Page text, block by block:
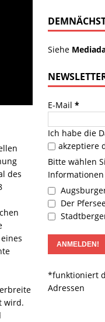
des
wird.
Siehe
E-Mail *
Ich habe die
akzeptiere
Bitte wählen
Der
*funktioniert
Adressen